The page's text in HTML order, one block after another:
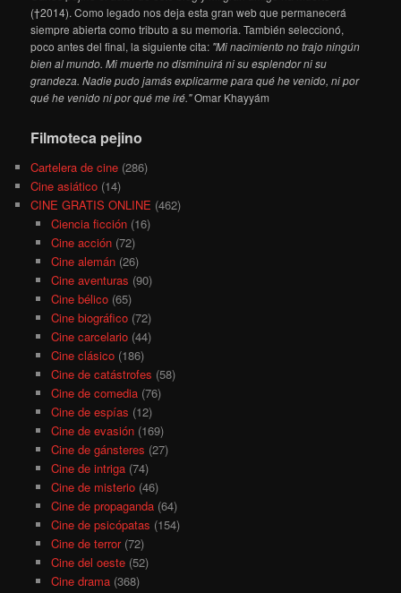
(†2014). Como legado nos deja esta gran web que permanecerá
siempre abierta como tributo a su memoria. También seleccionó,
poco antes del final, la siguiente cita: "Mi nacimiento no trajo ningún
bien al mundo. Mi muerte no disminuirá ni su esplendor ni su
grandeza. Nadie pudo jamás explicarme para qué he venido, ni por
qué he venido ni por qué me iré."Omar Khayyám
Filmoteca pejino
Cartelera de cine (286)
Cine asiático (14)
CINE GRATIS ONLINE (462)
Ciencia ficción(16)
Cine acción(72)
Cine alemán(26)
Cine aventuras (90)
Cine bélico(65)
Cine biográfico(72)
Cine carcelario(44)
Cine clásico(186)
Cine de catástrofes (58)
Cine de comedia(76)
Cine de espías (12)
Cine de evasión(169)
Cine de gánsteres (27)
Cine de intriga(74)
Cine de misterio(46)
Cine de propaganda(64)
Cine de psicópatas (154)
Cine de terror(72)
Cine del oeste(52)
Cine drama(368)